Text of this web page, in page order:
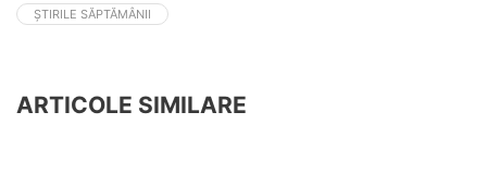
ȘTIRILE SĂPTĂMÂNII
ARTICOLE SIMILARE